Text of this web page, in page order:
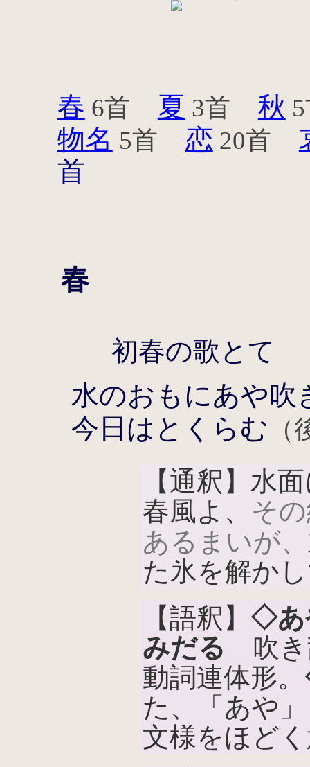
春 6首 夏 3首 秋
物名 5首 恋 20首
首
春
初春の歌とて
水のおもにあや吹
今日はとくらむ
【通釈】水
春風よ、 そ
あるまいが、
た氷を解か
【語釈】 ◇あ
みだる 吹き
動詞連体形。
た、「あや
文様をほど